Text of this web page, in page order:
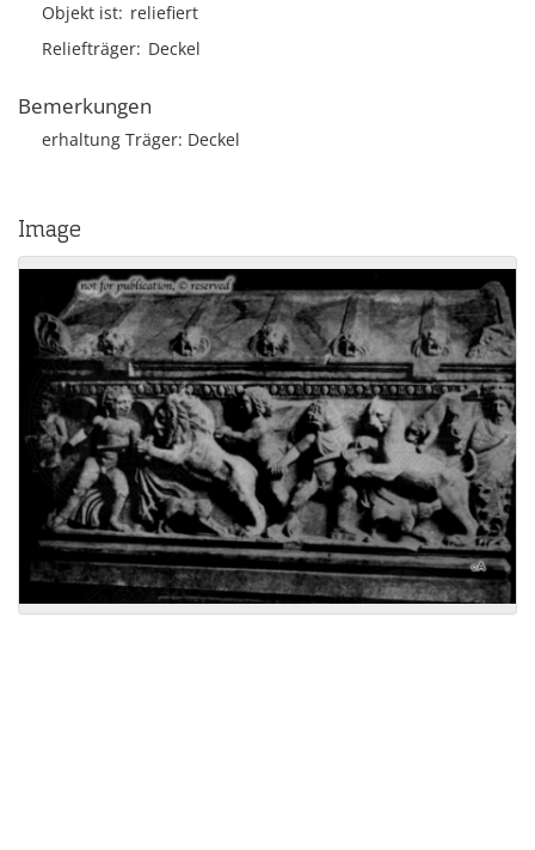
Objekt ist reliefiert
Reliefträger Deckel
Bemerkungen
erhaltung Träger: Deckel
Image